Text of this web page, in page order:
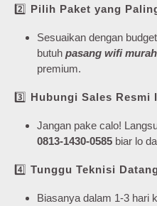
2️⃣ Pilih Paket yang
Sesuaikan dengan
butuh pasang wifi murah
premium.
3️⃣ Hubungi Sales Resmi
Jangan pake calo!
0813-1430-0585 biar lo
4️⃣ Tunggu Teknisi
Biasanya dalam 1-3 hari